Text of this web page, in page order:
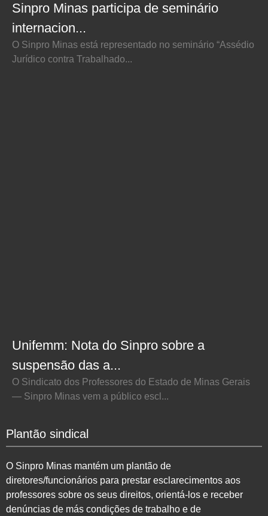
Sinpro Minas participa de seminário
internacion...
O Sinpro Minas está representado no seminário “Assédio
Jurídico contra Trabalhado...
Unifemm: Nota do Sinpro sobre a
suspensão das a...
O Sindicato dos Professores do Estado de Minas Gerais
— Sinpro Minas vem a público escl...
Plantão sindical
O Sinpro Minas mantém um plantão de
diretores/funcionários para prestar esclarecimentos aos
professores sobre os seus direitos, orientá-los e receber
denúncias de más condições de trabalho e de